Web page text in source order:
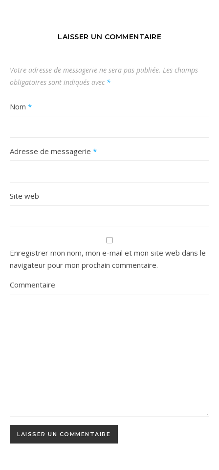
LAISSER UN COMMENTAIRE
Votre adresse de messagerie ne sera pas publiée. Les champs
obligatoires sont indiqués avec *
Nom *
Adresse de messagerie *
Site web
Enregistrer mon nom, mon e-mail et mon site web dans le
navigateur pour mon prochain commentaire.
Commentaire